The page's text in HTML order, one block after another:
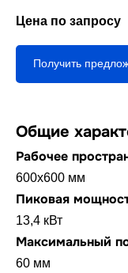
Цена по запросу
Получить
Общие
Рабочее
600х600 мм
Пиковая
13,4 кВт
Максимальный
60 мм